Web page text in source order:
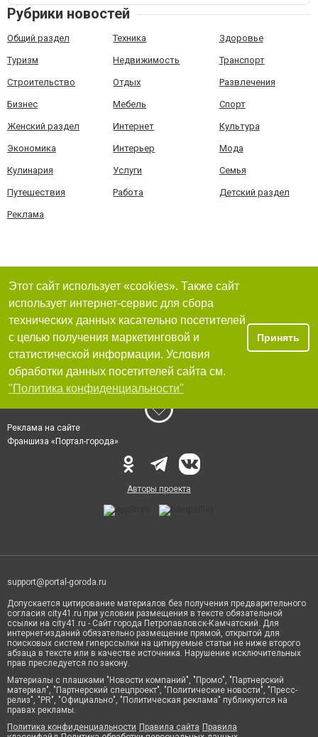
Рубрики новостей
Общий раздел Техника Здоровье
Туризм Недвижимость Транспорт
Строительство Отдых Развлечения
Бизнес Мебель Спорт
Женский раздел Интернет Культура
Экономика Интерьер Мода
Кулинария Услуги Семья
Путешествия Работа Детский раздел
Реклама
Этот сайт использует «cookies». Также сайт
использует интернет-сервис для сбора
технических данных касательно посетителей
с целью получения маркетинговой и
статистической информации. Условия
обработки данных посетителей сайта см.
"Политика конфиденциальности"
Принять
Реклама на сайте
Франшиза «Портал-города»
Авторы проекта
support@portal-goroda.ru
Допускается цитирование материалов без получения предварительного
согласия city41.ru при условии размещения в тексте обязательной
ссылки на city41.ru - Сайт города Петропавловск-Камчатский. Для
интернет-изданий обязательно размещение прямой, открытой для
поисковых систем гиперссылки на цитируемые статьи не ниже второго
абзаца в тексте или в качестве источника. Нарушение исключительных
прав преследуется по закону.
Материалы с плашками "Новости компаний", "Промо", "Партнерский
материал", "Партнерский спецпроект", "Политические новости", "Пресс-
релиз", "PR", "Официально", "Политическая реклама" публикуются на
правах рекламы.
Политика конфиденциальности Правила сайта Правила